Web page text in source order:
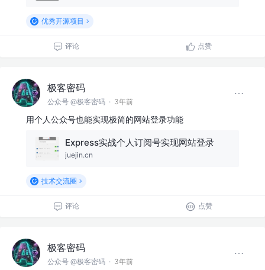
优秀开源项目
评论 点赞
极客密码
公众号 @极客密码 · 3年前
用个人公众号也能实现极简的网站登录功能
Express实战个人订阅号实现网站登录
juejin.cn
技术交流圈
评论 点赞
极客密码
公众号 @极客密码 · 3年前